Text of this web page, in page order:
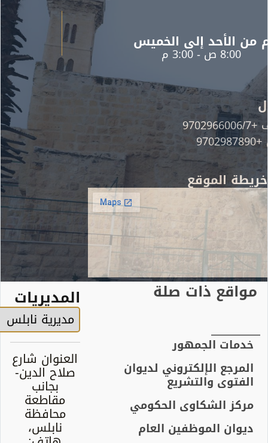
إلى الخميس
م
الموقع
ذات صلة
الجمهور
الإلكتروني لديوان
والتشريع
الشكاوى الحكومي
الموظفين العام
المديريات
العنوان شارع
صلاح الدين-
مقاطعة
محافظة
نابلس،